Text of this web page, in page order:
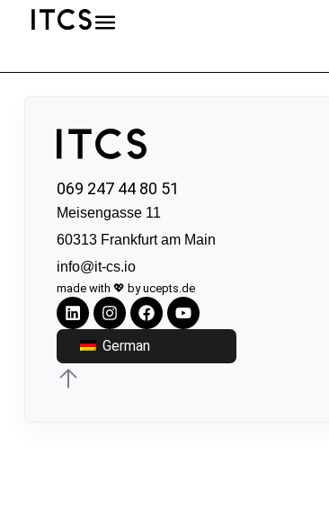
069 247 44 80 51
Meisengasse 11
60313 Frankfurt am Main
info@it-cs.io
made with 💖 by ucepts.de
German